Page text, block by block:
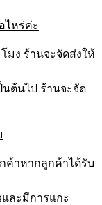
ไหร่ค่ะ
มง ร้านจะจัดส่งให้
นต้นไป ร้านจะจัด
ค้าหากลูกค้าได้รับ
ละมีการแกะ